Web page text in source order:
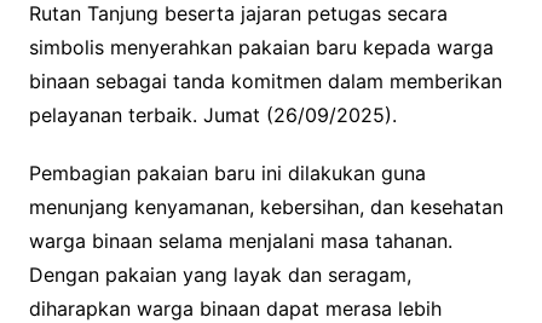
Rutan Tanjung beserta jajaran petugas secara
simbolis menyerahkan pakaian baru kepada warga
binaan sebagai tanda komitmen dalam memberikan
pelayanan terbaik. Jumat (26/09/2025).
Pembagian pakaian baru ini dilakukan guna
menunjang kenyamanan, kebersihan, dan kesehatan
warga binaan selama menjalani masa tahanan.
Dengan pakaian yang layak dan seragam,
diharapkan warga binaan dapat merasa lebih